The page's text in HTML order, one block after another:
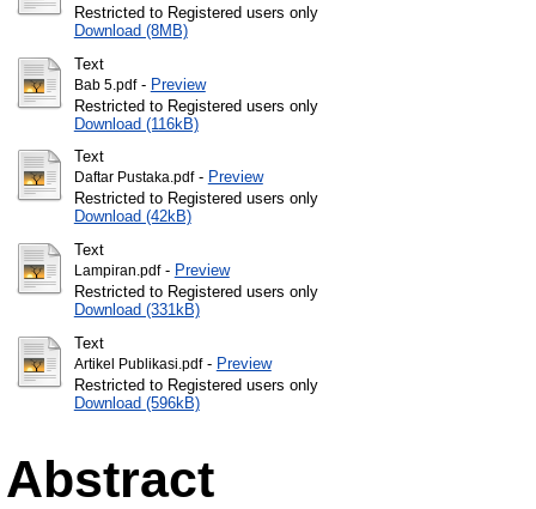
Restricted to Registered users only
Download (8MB)
Text
Bab 5.pdf- Preview
Restricted to Registered users only
Download (116kB)
Text
Daftar Pustaka.pdf- Preview
Restricted to Registered users only
Download (42kB)
Text
Lampiran.pdf- Preview
Restricted to Registered users only
Download (331kB)
Text
Artikel Publikasi.pdf- Preview
Restricted to Registered users only
Download (596kB)
Abstract